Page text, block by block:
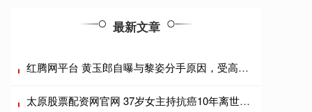
最新文章
红腾网平台 黄玉郎自曝与黎姿分手原因，受高人指点放弃忘年恋，曾在一起三年
太原股票配资网官网 37岁女主持抗癌10年离世，去年曾许愿再活5年，讣告看哭网友